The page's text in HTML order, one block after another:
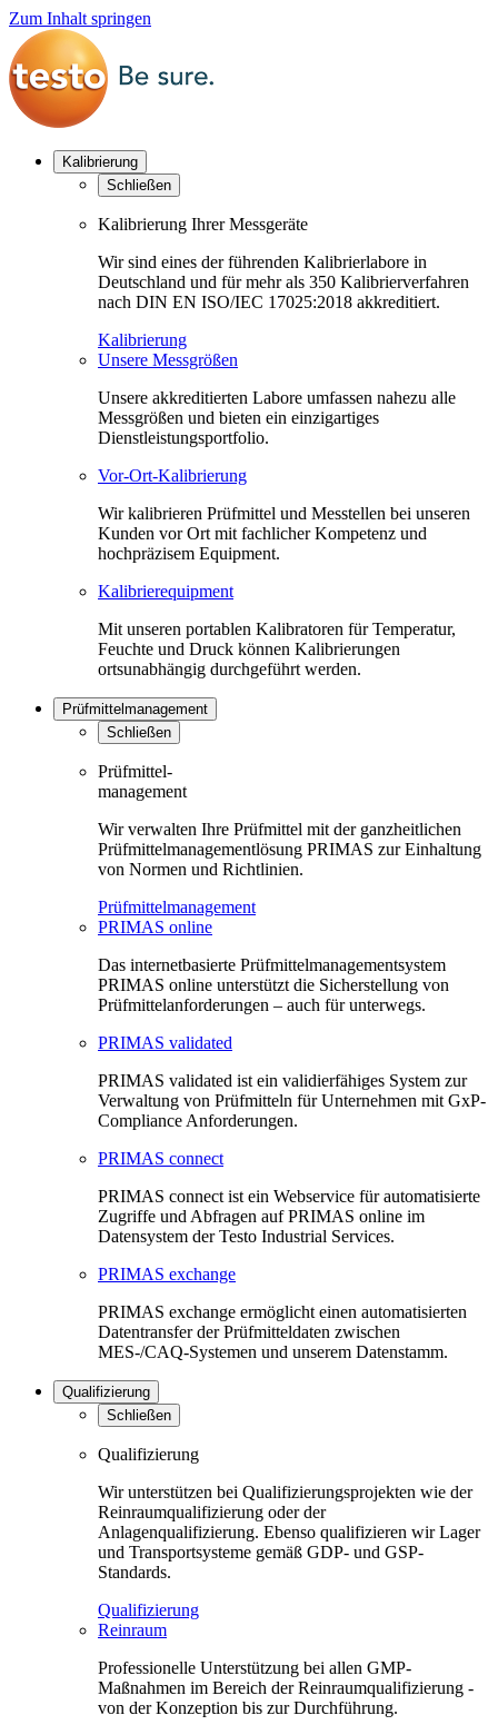
Zum Inhalt springen
Kalibrierung
Schließen
Kalibrierung Ihrer Messgeräte
Wir sind eines der führenden Kalibrierlabore in
Deutschland und für mehr als 350 Kalibrierverfahren
nach DIN EN ISO/IEC 17025:2018 akkreditiert.
Kalibrierung
Unsere Messgrößen
Unsere akkreditierten Labore umfassen nahezu alle
Messgrößen und bieten ein einzigartiges
Dienstleistungsportfolio.
Vor-Ort-Kalibrierung
Wir kalibrieren Prüfmittel und Messtellen bei unseren
Kunden vor Ort mit fachlicher Kompetenz und
hochpräzisem Equipment.
Kalibrierequipment
Mit unseren portablen Kalibratoren für Temperatur,
Feuchte und Druck können Kalibrierungen
ortsunabhängig durchgeführt werden.
Prüfmittelmanagement
Schließen
Prüfmittel-
management
Wir verwalten Ihre Prüfmittel mit der ganzheitlichen
Prüfmittelmanagementlösung PRIMAS zur Einhaltung
von Normen und Richtlinien.
Prüfmittelmanagement
PRIMAS online
Das internetbasierte Prüfmittelmanagementsystem
PRIMAS online unterstützt die Sicherstellung von
Prüfmittelanforderungen – auch für unterwegs.
PRIMAS validated
PRIMAS validated ist ein validierfähiges System zur
Verwaltung von Prüfmitteln für Unternehmen mit GxP-
Compliance Anforderungen.
PRIMAS connect
PRIMAS connect ist ein Webservice für automatisierte
Zugriffe und Abfragen auf PRIMAS online im
Datensystem der Testo Industrial Services.
PRIMAS exchange
PRIMAS exchange ermöglicht einen automatisierten
Datentransfer der Prüfmitteldaten zwischen
MES-/CAQ-Systemen und unserem Datenstamm.
Qualifizierung
Schließen
Qualifizierung
Wir unterstützen bei Qualifizierungsprojekten wie der
Reinraumqualifizierung oder der
Anlagenqualifizierung. Ebenso qualifizieren wir Lager
und Transportsysteme gemäß GDP- und GSP-
Standards.
Qualifizierung
Reinraum
Professionelle Unterstützung bei allen GMP-
Maßnahmen im Bereich der Reinraumqualifizierung -
von der Konzeption bis zur Durchführung.